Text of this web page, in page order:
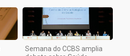
Semana do CCBS amplia